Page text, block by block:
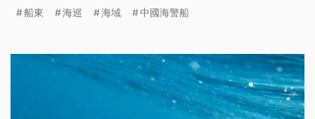
不救，也呼籲政府能有更多作為、保護台灣漁民。
船東 海巡 海域 中國海警船